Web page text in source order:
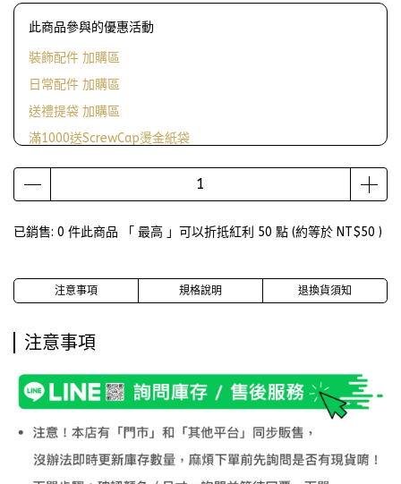
此商品參與的優惠活動
裝飾配件 加購區
日常配件 加購區
送禮提袋 加購區
滿1000送ScrewCap燙金紙袋
已銷售: 0 件此商品 「 最高 」可以折抵紅利 50 點 (約等於 NT$50 )
注意事項 規格說明 退換貨須知
注意事項